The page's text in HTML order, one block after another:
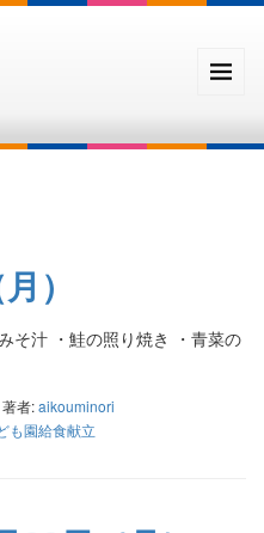
）
・鮭の照り焼き ・青菜の
著者:aikouminori
も園給食献立